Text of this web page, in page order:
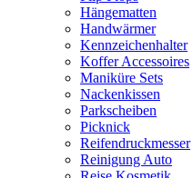
Hängematten
Handwärmer
Kennzeichenhalter
Koffer Accessoires
Maniküre Sets
Nackenkissen
Parkscheiben
Picknick
Reifendruckmesser
Reinigung Auto